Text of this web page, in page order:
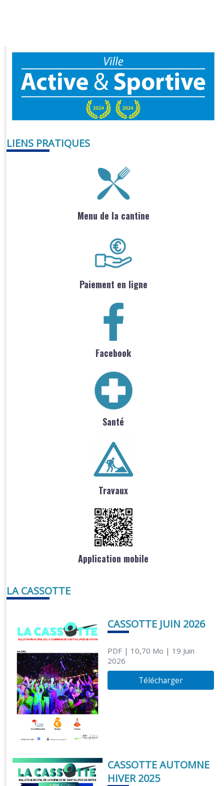
LIENS PRATIQUES
Menu de la cantine
Paiement en ligne
Facebook
Santé
Travaux
Application mobile
LA CASSOTTE
CASSOTTE JUIN 2026
PDF| 10,70 Mo | 19 Juin
2026
Télécharger
CASSOTTE AUTOMNE
HIVER 2025